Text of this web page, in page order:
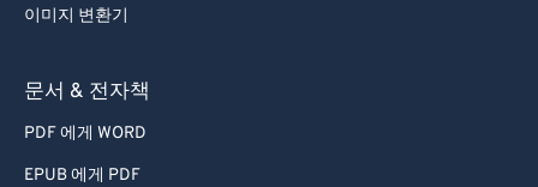
이미지 변환기
문서 & 전자책
PDF 에게 WORD
EPUB 에게 PDF